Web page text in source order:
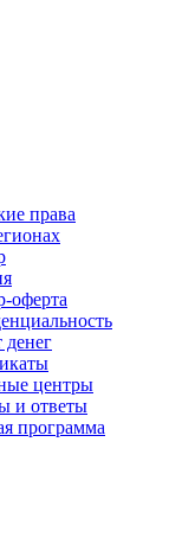
права
оферта
денег
центры
и ответы
программа